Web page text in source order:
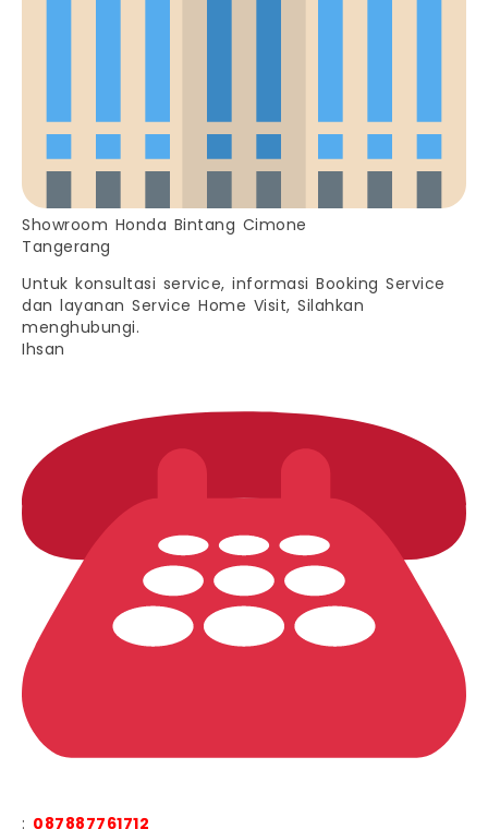
Showroom Honda Bintang Cimone
Tangerang
Untuk konsultasi service, informasi Booking Service
dan layanan Service Home Visit, Silahkan
menghubungi.
Ihsan
: 087887761712